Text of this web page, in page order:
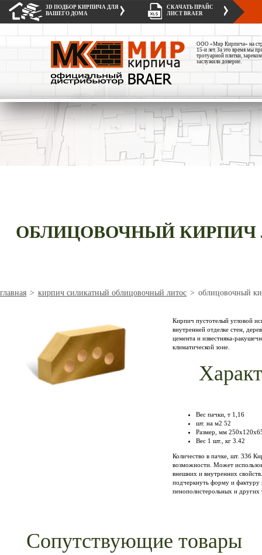
3D ПОДБОР КИРПИЧА ДЛЯ
ВАШЕГО ДОМА
СКАЧАТЬ ПРАЙС
ЛИСТ BRAER
ООО «Мир Кирпича» на
15-и лет. За это время мы
тротуарной плитки,
заслужили доверие.
ОБЛИЦОВОЧНЫЙ КИРПИЧ
главная > кирпич силикатный облицовочный литос > облицовочный
Кирпич пустотелый угловой
внутренней отделке стен,
цемента и известняка-
климатической зоне.
Вес пачки, т 1,16
шт. на м2 52
Размер, мм
Вес 1 шт., кг 3.42
Количество в пачке, шт. 336
возможности. Может
внешних и внутренних
подчеркнуть форму и фактуру
пенополистерольных и других
Сопутствующие товары